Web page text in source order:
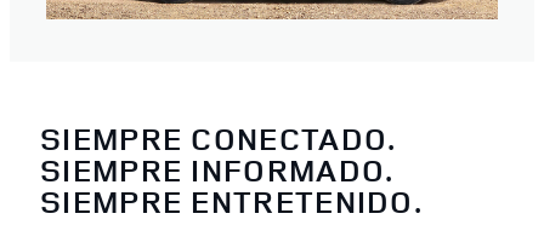
SIEMPRE CONECTADO.
SIEMPRE INFORMADO.
SIEMPRE ENTRETENIDO.